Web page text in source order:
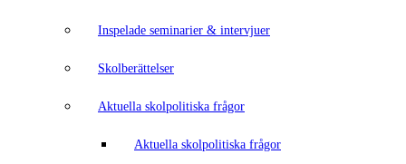
Inspelade seminarier & intervjuer
Skolberättelser
Aktuella skolpolitiska frågor
Aktuella skolpolitiska frågor